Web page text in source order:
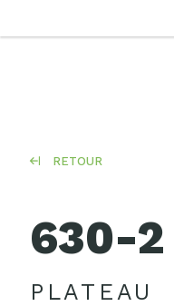
RETOUR
630-
PLATEAU